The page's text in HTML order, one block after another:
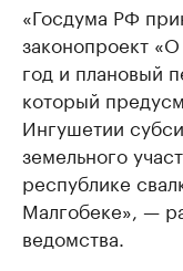
«Госдума РФ
законопроект
год и плановый
который
Ингушетии
земельного
республике
Малгобеке», —
ведомства.